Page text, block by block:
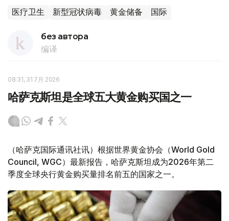
医疗卫生 新型冠状病毒 黄金储备 国际
без автора
编译
08:31, 31 7月 2026
哈萨克斯坦是全球五大黄金购买国之一
（哈萨克国际通讯社讯）根据世界黄金协会（World Gold
Council, WGC）最新报告，哈萨克斯坦成为2026年第二
季度全球央行黄金购买量排名前五的国家之一。